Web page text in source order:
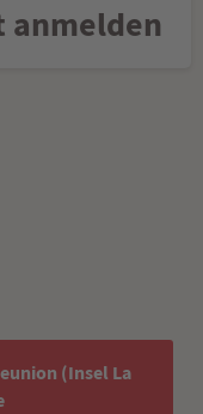
anmelden
(Insel La